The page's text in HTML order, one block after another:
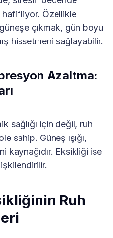
hafifliyor. Özellikle
çıkmak, gün boyu
hissetmeni sağlayabilir.
Azaltma:
sağlığı için değil, ruh
sahip. Güneş ışığı,
kaynağıdır. Eksikliği ise
Ruh